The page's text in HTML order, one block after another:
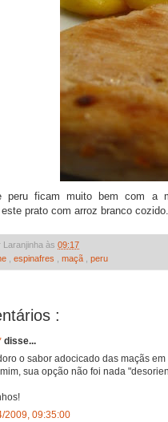
peru ficam muito bem com a
prato com arroz branco cozido.
Laranjinha às 09:17
espinafres maçã peru
:
disse...
o sabor adocicado das maçãs
sua opção não foi nada
2009, 09:35:00